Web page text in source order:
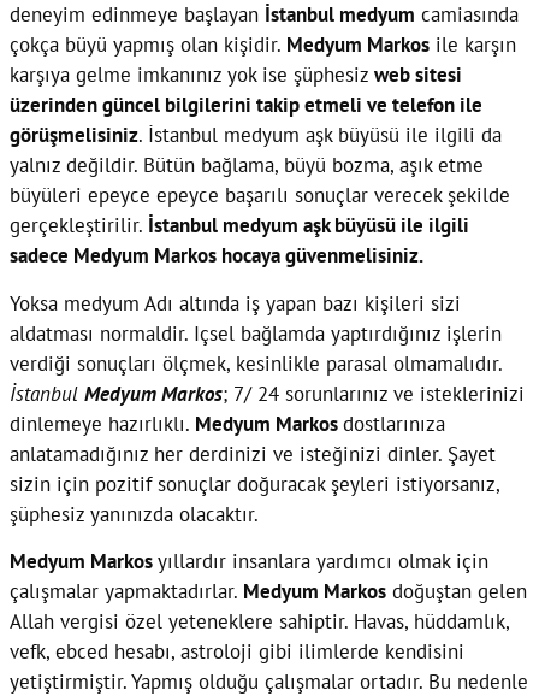
deneyim edinmeye başlayan İstanbul medyum camiasında
çokça büyü yapmış olan kişidir. Medyum Markos ile karşın
karşıya gelme imkanınız yok ise şüphesiz web sitesi
üzerinden güncel bilgilerini takip etmeli ve telefon ile
görüşmelisiniz. İstanbul medyum aşk büyüsü ile ilgili da
yalnız değildir. Bütün bağlama, büyü bozma, aşık etme
büyüleri epeyce epeyce başarılı sonuçlar verecek şekilde
gerçekleştirilir. İstanbul medyum aşk büyüsü ile ilgili
sadece Medyum Markos hocaya güvenmelisiniz.
Yoksa medyum Adı altında iş yapan bazı kişileri sizi
aldatması normaldir. Içsel bağlamda yaptırdığınız işlerin
verdiği sonuçları ölçmek, kesinlikle parasal olmamalıdır.
İstanbul Medyum Markos; 7/ 24 sorunlarınız ve isteklerinizi
dinlemeye hazırlıklı. Medyum Markosdostlarınıza
anlatamadığınız her derdinizi ve isteğinizi dinler. Şayet
sizin için pozitif sonuçlar doğuracak şeyleri istiyorsanız,
şüphesiz yanınızda olacaktır.
Medyum Markosyıllardır insanlara yardımcı olmak için
çalışmalar yapmaktadırlar. Medyum Markos doğuştan gelen
Allah vergisi özel yeteneklere sahiptir. Havas, hüddamlık,
vefk, ebced hesabı, astroloji gibi ilimlerde kendisini
yetiştirmiştir. Yapmış olduğu çalışmalar ortadır. Bu nedenle